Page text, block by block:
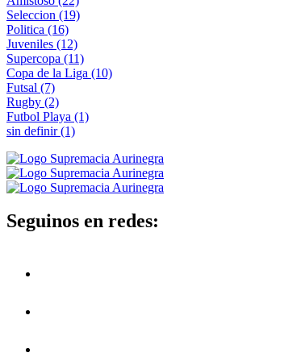
Seleccion (19)
Politica (16)
Juveniles (12)
Supercopa (11)
Copa de la Liga (10)
Futsal (7)
Rugby (2)
Futbol Playa (1)
sin definir(1)
Seguinos en redes: